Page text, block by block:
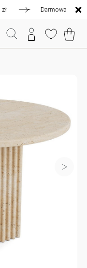
Darmowa dostawa